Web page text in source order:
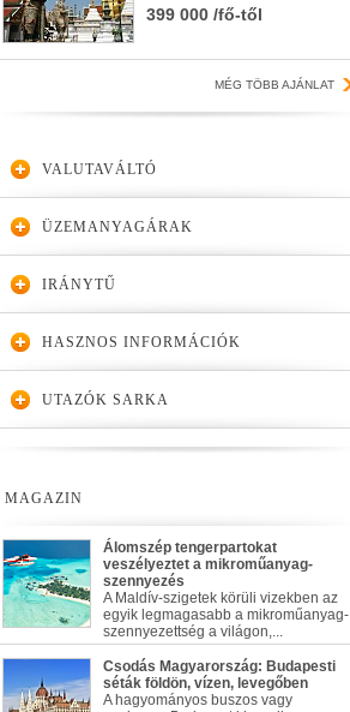
399 000 /fő-től
MÉG TÖBB AJÁNLAT
VALUTAVÁLTÓ
ÜZEMANYAGÁRAK
IRÁNYTŰ
HASZNOS INFORMÁCIÓK
UTAZÓK SARKA
MAGAZIN
Álomszép tengerpartokat
veszélyeztet a mikroműanyag-
szennyezés
A Maldív-szigetek körüli vizekben az
egyik legmagasabb a mikroműanyag-
szennyezettség a világon,...
Csodás Magyarország: Budapesti
séták földön, vízen, levegőben
A hagyományos buszos vagy